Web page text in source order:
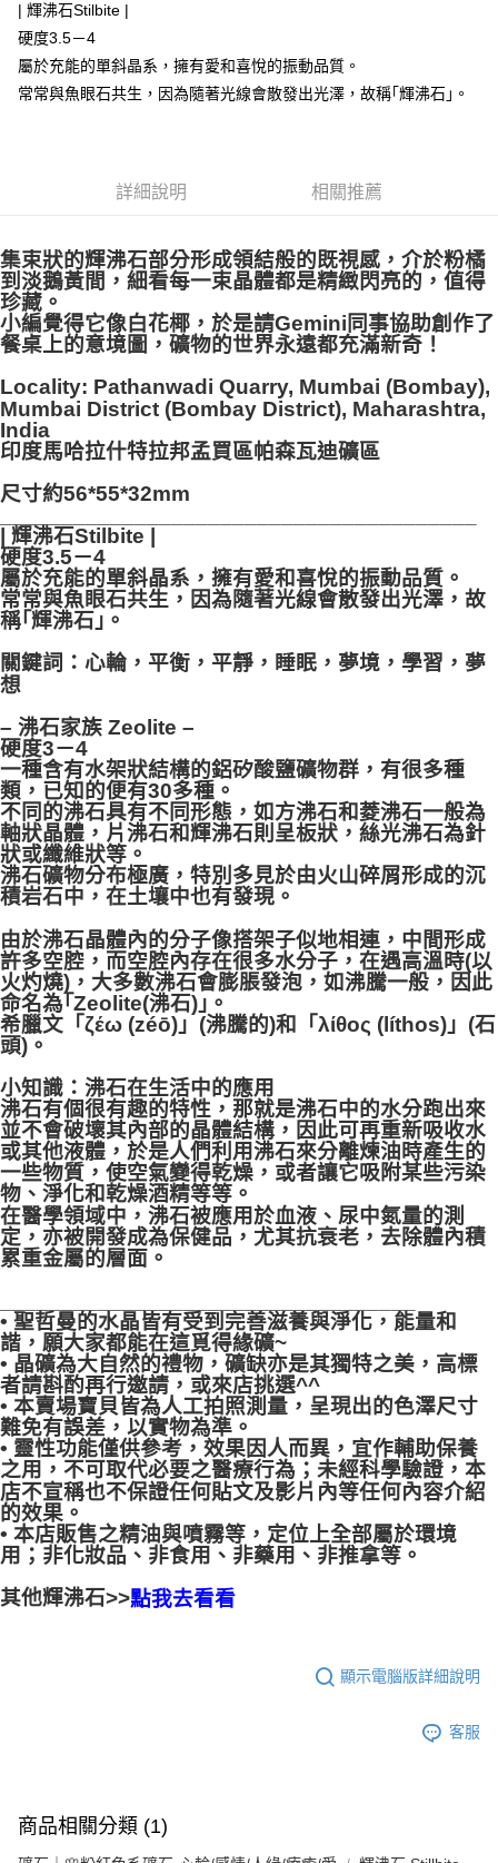
ATM付款
賣家宅配幫您送（台灣）
每筆NT$80，滿NT$3,000(含以上)免運費
郵局幫你送（離島）
付款後門市自取
免運費
| 輝沸石Stilbite |
硬度3.5－4
屬於充能的單斜晶系，擁有愛和喜悅的振動品質。
常常與魚眼石共生，因為隨著光線會散發出光澤，故稱｢輝沸石｣。
詳細說明 相關推薦
集束狀的輝沸石部分形成領結般的既視感，介於粉橘
到淡鵝黃間，細看每一束晶體都是精緻閃亮的，值得
珍藏。
小編覺得它像白花椰，於是請Gemini同事協助創作了
餐桌上的意境圖，礦物的世界永遠都充滿新奇！
Locality: Pathanwadi Quarry, Mumbai (Bombay),
Mumbai District (Bombay District), Maharashtra,
India
印度馬哈拉什特拉邦孟買區帕森瓦迪礦區
尺寸約56*55*32mm
| 輝沸石Stilbite |
硬度3.5－4
屬於充能的單斜晶系，擁有愛和喜悅的振動品質。
常常與魚眼石共生，因為隨著光線會散發出光澤，故
稱｢輝沸石｣。
關鍵詞：心輪，平衡，平靜，睡眠，夢境，學習，夢
想
– 沸石家族 Zeolite –
硬度3－4
一種含有水架狀結構的鋁矽酸鹽礦物群，有很多種
類，已知的便有30多種。
不同的沸石具有不同形態，如方沸石和菱沸石一般為
軸狀晶體，片沸石和輝沸石則呈板狀，絲光沸石為針
狀或纖維狀等。
沸石礦物分布極廣，特別多見於由火山碎屑形成的沉
積岩石中，在土壤中也有發現。
由於沸石晶體內的分子像搭架子似地相連，中間形成
許多空腔，而空腔內存在很多水分子，在遇高溫時(以
火灼燒)，大多數沸石會膨脹發泡，如沸騰一般，因此
命名為｢Zeolite(沸石)｣。
希臘文「ζέω (zéō)」(沸騰的)和「λίθος (líthos)」(石
頭)。
小知識：沸石在生活中的應用
沸石有個很有趣的特性，那就是沸石中的水分跑出來
並不會破壞其內部的晶體結構，因此可再重新吸收水
或其他液體，於是人們利用沸石來分離煉油時產生的
一些物質，使空氣變得乾燥，或者讓它吸附某些污染
物、淨化和乾燥酒精等等。
在醫學領域中，沸石被應用於血液、尿中氮量的測
定，亦被開發成為保健品，尤其抗衰老，去除體內積
累重金屬的層面。
• 聖哲曼的水晶皆有受到完善滋養與淨化，能量和
諧，願大家都能在這覓得緣礦~
• 晶礦為大自然的禮物，礦缺亦是其獨特之美，高標
者請斟酌再行邀請，或來店挑選^^
• 本賣場寶貝皆為人工拍照測量，呈現出的色澤尺寸
難免有誤差，以實物為準。
• 靈性功能僅供參考，效果因人而異，宜作輔助保養
之用，不可取代必要之醫療行為；未經科學驗證，本
店不宣稱也不保證任何貼文及影片內等任何內容介紹
的效果。
• 本店販售之精油與噴霧等，定位上全部屬於環境
用；非化妝品、非食用、非藥用、非推拿等。
其他輝沸石>>點我去看看
顯示電腦版詳細說明
客服
商品相關分類 (1)